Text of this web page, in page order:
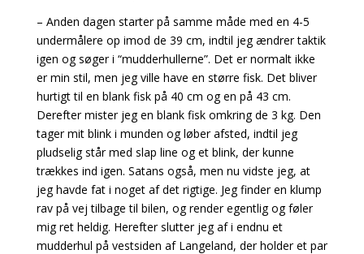
– Anden dagen starter på samme måde med en 4-5
undermålere op imod de 39 cm, indtil jeg ændrer taktik
igen og søger i “mudderhullerne”. Det er normalt ikke
er min stil, men jeg ville have en større fisk. Det bliver
hurtigt til en blank fisk på 40 cm og en på 43 cm.
Derefter mister jeg en blank fisk omkring de 3 kg. Den
tager mit blink i munden og løber afsted, indtil jeg
pludselig står med slap line og et blink, der kunne
trækkes ind igen. Satans også, men nu vidste jeg, at
jeg havde fat i noget af det rigtige. Jeg finder en klump
rav på vej tilbage til bilen, og render egentlig og føler
mig ret heldig. Herefter slutter jeg af i endnu et
mudderhul på vestsiden af Langeland, der holder et par